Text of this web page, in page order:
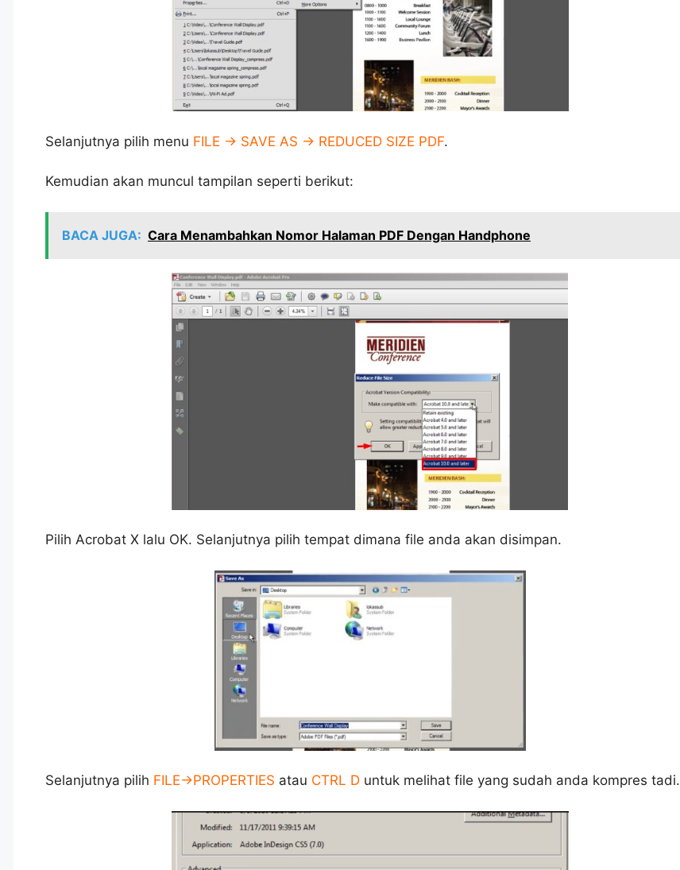
Selanjutnya pilih menu FILE -> SAVE AS -> REDUCED SIZE PDF.
Kemudian akan muncul tampilan seperti berikut:
BACA JUGA: Cara Menambahkan Nomor Halaman PDF Dengan Handphone
Pilih Acrobat X lalu OK. Selanjutnya pilih tempat dimana file anda akan disimpan.
Selanjutnya pilih FILE->PROPERTIES atau CTRL D untuk melihat file yang sudah anda kompres tadi.